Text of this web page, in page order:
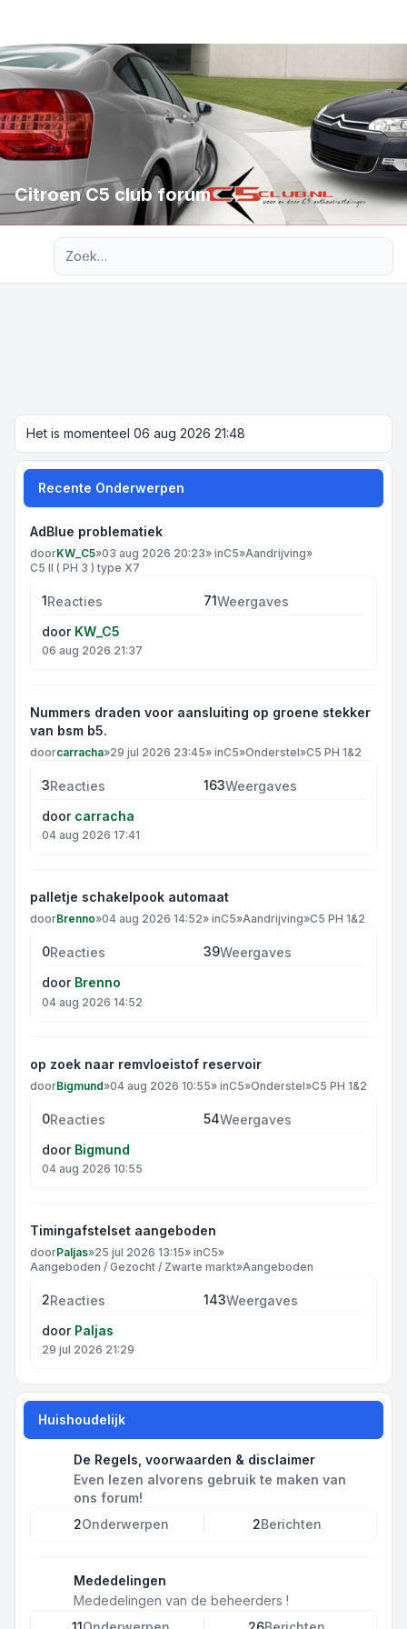
Citroen C5 club forum
Het is momenteel 06 aug 2026 21:48
Recente Onderwerpen
AdBlue problematiek
doorKW_C5»03 aug 2026 20:23» inC5»Aandrijving»
C5 II ( PH 3 ) type X7
1Reacties 71Weergaves
door KW_C5
06 aug 2026 21:37
Nummers draden voor aansluiting op groene stekker
van bsm b5.
doorcarracha»29 jul 2026 23:45» inC5»Onderstel»C5 PH 1&2
3Reacties 163Weergaves
door carracha
04 aug 2026 17:41
palletje schakelpook automaat
doorBrenno»04 aug 2026 14:52» inC5»Aandrijving»C5 PH 1&2
0Reacties 39Weergaves
door Brenno
04 aug 2026 14:52
op zoek naar remvloeistof reservoir
doorBigmund»04 aug 2026 10:55» inC5»Onderstel»C5 PH 1&2
0Reacties 54Weergaves
door Bigmund
04 aug 2026 10:55
Timingafstelset aangeboden
doorPaljas»25 jul 2026 13:15» inC5»
Aangeboden / Gezocht / Zwarte markt»Aangeboden
2Reacties 143Weergaves
door Paljas
29 jul 2026 21:29
Huishoudelijk
De Regels, voorwaarden & disclaimer
Even lezen alvorens gebruik te maken van
ons forum!
2Onderwerpen 2Berichten
Mededelingen
Mededelingen van de beheerders !